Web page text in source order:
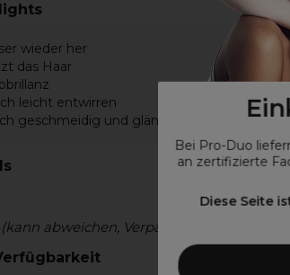
Bei Pro-Duo
an zertifizierte
Diese Seite
wieder her
das Haar
leicht entwirren
geschmeidig und glänzend ohne
(kann abweichen, Verpackung beachten)